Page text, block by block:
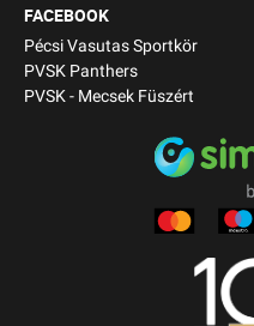
FACEBOOK
Pécsi Vasutas Sportkör
PVSK Panthers
PVSK - Mecsek Füszért